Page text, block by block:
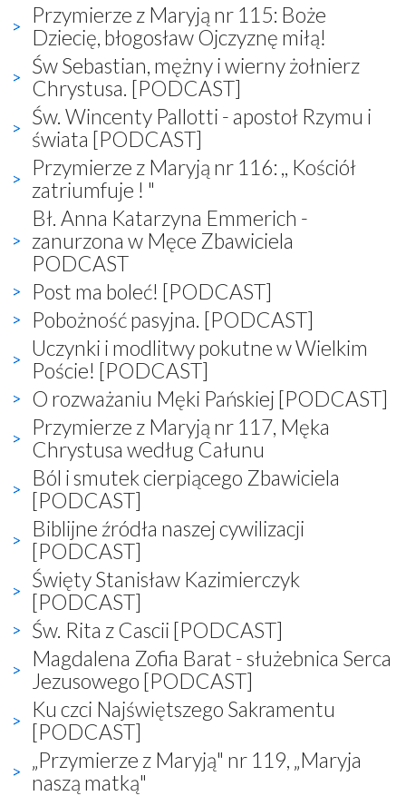
Przymierze z Maryją nr 115: Boże
Dziecię, błogosław Ojczyznę miłą!
Św Sebastian, mężny i wierny żołnierz
Chrystusa. [PODCAST]
Św. Wincenty Pallotti - apostoł Rzymu i
świata [PODCAST]
Przymierze z Maryją nr 116: ,, Kościół
zatriumfuje ! "
Bł. Anna Katarzyna Emmerich -
zanurzona w Męce Zbawiciela
PODCAST
Post ma boleć! [PODCAST]
Pobożność pasyjna. [PODCAST]
Uczynki i modlitwy pokutne w Wielkim
Poście! [PODCAST]
O rozważaniu Męki Pańskiej [PODCAST]
Przymierze z Maryją nr 117, Męka
Chrystusa według Całunu
Ból i smutek cierpiącego Zbawiciela
[PODCAST]
Biblijne źródła naszej cywilizacji
[PODCAST]
Święty Stanisław Kazimierczyk
[PODCAST]
Św. Rita z Cascii [PODCAST]
Magdalena Zofia Barat - służebnica Serca
Jezusowego [PODCAST]
Ku czci Najświętszego Sakramentu
[PODCAST]
„Przymierze z Maryją" nr 119, „Maryja
naszą matką"